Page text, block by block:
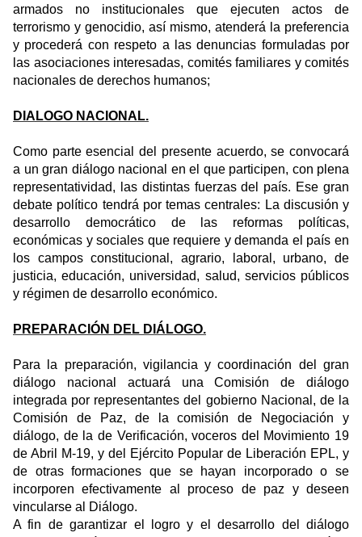
armados no institucionales que ejecuten actos de
terrorismo y genocidio, así mismo, atenderá la preferencia
y procederá con respeto a las denuncias formuladas por
las asociaciones interesadas, comités familiares y comités
nacionales de derechos humanos;
DIALOGO NACIONAL.
Como parte esencial del presente acuerdo, se convocará
a un gran diálogo nacional en el que participen, con plena
representatividad, las distintas fuerzas del país. Ese gran
debate político tendrá por temas centrales: La discusión y
desarrollo democrático de las reformas políticas,
económicas y sociales que requiere y demanda el país en
los campos constitucional, agrario, laboral, urbano, de
justicia, educación, universidad, salud, servicios públicos
y régimen de desarrollo económico.
PREPARACIÓN DEL DIÁLOGO.
Para la preparación, vigilancia y coordinación del gran
diálogo nacional actuará una Comisión de diálogo
integrada por representantes del gobierno Nacional, de la
Comisión de Paz, de la comisión de Negociación y
diálogo, de la de Verificación, voceros del Movimiento 19
de Abril M-19, y del Ejército Popular de Liberación EPL, y
de otras formaciones que se hayan incorporado o se
incorporen efectivamente al proceso de paz y deseen
vincularse al Diálogo.
A fin de garantizar el logro y el desarrollo del diálogo